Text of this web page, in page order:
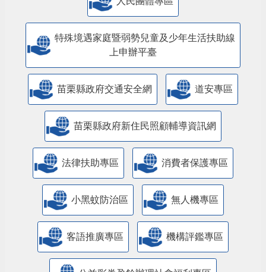
特殊境遇家庭暨弱勢兒童及少年生活扶助線
上申辦平臺
苗栗縣政府交通安全網 道安專區
苗栗縣政府新住民照顧輔導資訊網
法律扶助專區 消費者保護專區
小黑蚊防治區 無人機專區
客語推廣專區 機構評鑑專區